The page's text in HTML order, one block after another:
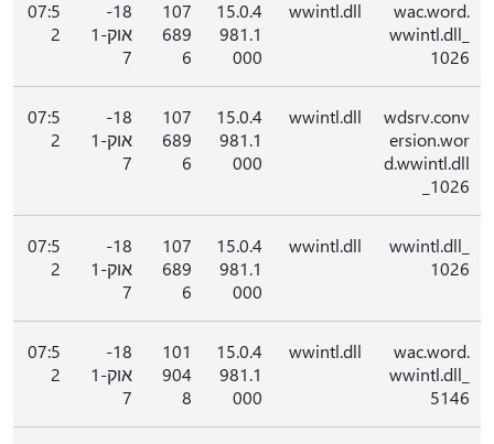
wac.word.
wwintl.dll_
1026
wwintl.dll
15.0.4
981.1
000
107
689
6
18-
אוק-1
7
07:5
2
wdsrv.conv
ersion.wor
d.wwintl.dll
_1026
wwintl.dll
15.0.4
981.1
000
107
689
6
18-
אוק-1
7
07:5
2
wwintl.dll_
1026
wwintl.dll
15.0.4
981.1
000
107
689
6
18-
אוק-1
7
07:5
2
wac.word.
wwintl.dll_
5146
wwintl.dll
15.0.4
981.1
000
101
904
8
18-
אוק-1
7
07:5
2